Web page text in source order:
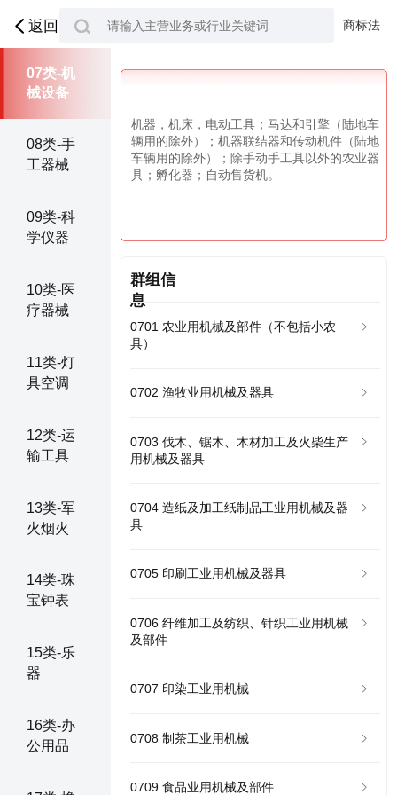
返回 商标法
金金属
07类-机
械设备
08类-手
工器械
09类-科
学仪器
10类-医
疗器械
11类-灯
具空调
12类-运
输工具
13类-军
火烟火
14类-珠
宝钟表
15类-乐
器
16类-办
公用品
机器，机床，电动工具；马达和引擎（陆地车
辆用的除外）；机器联结器和传动机件（陆地
车辆用的除外）；除手动手工具以外的农业器
具；孵化器；自动售货机。
群组信
息
0701 农业用机械及部件（不包括小农
具）
0702 渔牧业用机械及器具
0703 伐木、锯木、木材加工及火柴生产
用机械及器具
0704 造纸及加工纸制品工业用机械及器
具
0705 印刷工业用机械及器具
0706 纤维加工及纺织、针织工业用机械
及部件
0707 印染工业用机械
0708 制茶工业用机械
0709 食品业用机械及部件